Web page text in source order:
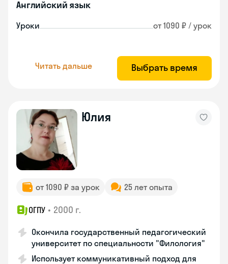
Английский язык
Уроки от 1090 ₽ / урок
Читать дальше Выбрать время
Юлия
от 1090 ₽ за урок 25 лет опыта
ОГПУ • 2000 г.
Окончила государственный педагогический
университет по специальности "Филология"
Использует коммуникативный подход для